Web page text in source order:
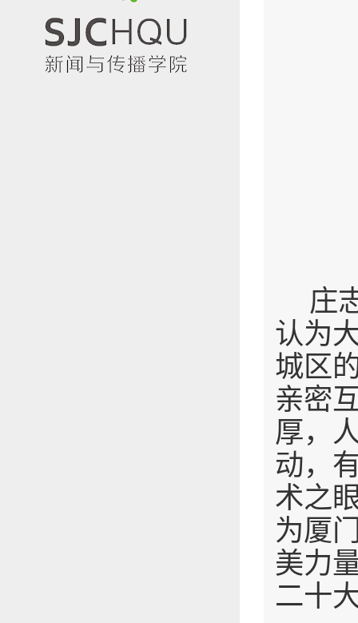
庄
认为
城区
亲密
厚，
动，
术之
为厦
美力
二十